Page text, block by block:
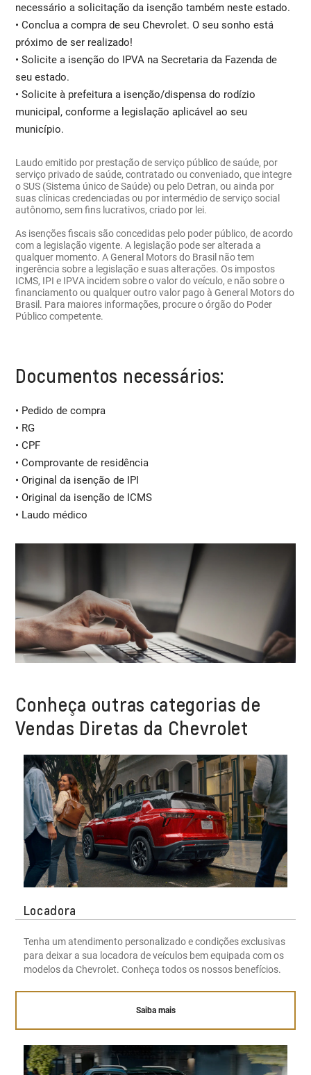
necessário a solicitação da isenção também neste estado.
• Conclua a compra de seu Chevrolet. O seu sonho está
próximo de ser realizado!
• Solicite a isenção do IPVA na Secretaria da Fazenda de
seu estado.
• Solicite à prefeitura a isenção/dispensa do rodízio
municipal, conforme a legislação aplicável ao seu
município.
Laudo emitido por prestação de serviço público de saúde, por
serviço privado de saúde, contratado ou conveniado, que integre
o SUS (Sistema único de Saúde) ou pelo Detran, ou ainda por
suas clínicas credenciadas ou por intermédio de serviço social
autônomo, sem fins lucrativos, criado por lei.
As isenções fiscais são concedidas pelo poder público, de acordo
com a legislação vigente. A legislação pode ser alterada a
qualquer momento. A General Motors do Brasil não tem
ingerência sobre a legislação e suas alterações. Os impostos
ICMS, IPI e IPVA incidem sobre o valor do veículo, e não sobre o
financiamento ou qualquer outro valor pago à General Motors do
Brasil. Para maiores informações, procure o órgão do Poder
Público competente.
Documentos necessários:
• Pedido de compra
• RG
• CPF
• Comprovante de residência
• Original da isenção de IPI
• Original da isenção de ICMS
• Laudo médico
Conheça outras categorias de
Vendas Diretas da Chevrolet
Locadora
Tenha um atendimento personalizado e condições exclusivas
para deixar a sua locadora de veículos bem equipada com os
modelos da Chevrolet. Conheça todos os nossos benefícios.
Saiba mais